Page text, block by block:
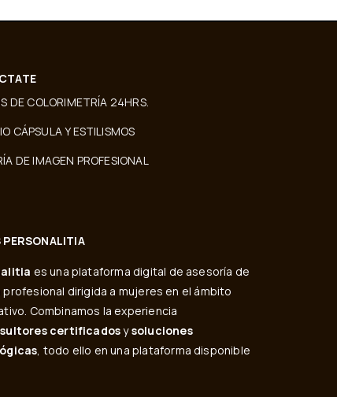
DE COLORIMETRÍA 24HRS.
CÁPSULA Y ESTILISMOS
DE IMAGEN PROFESIONAL
PERSONALITIA
es una plataforma digital de asesoría de
profesional dirigida a mujeres en el ámbito
Combinamos la experiencia
certificadosysoluciones
, todo ello en una plataforma disponible